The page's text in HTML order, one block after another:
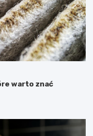
warto znać